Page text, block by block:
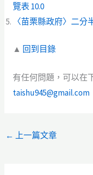
覽表 10.0
〈苗栗縣政府〉二分
▲ 回到目錄
有任何問題，可以在
taishu945@gmail.com
← 上一篇文章